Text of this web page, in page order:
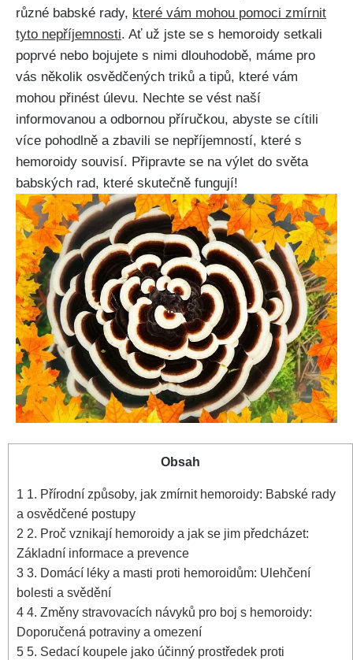
různé babské rady, které ⁢vám mohou pomoci zmírnit
tyto ‍nepříjemnosti. Ať už ⁢jste se s hemoroidy ‌setkali
poprvé nebo bojujete s nimi dlouhodobě, máme pro
vás několik osvědčených triků a tipů, které vám
mohou ⁤přinést úlevu. Nechte se vést‍ naší
informovanou⁣ a odbornou příručkou, abyste⁤ se cítili​
více pohodlně a⁣ zbavili se ​nepříjemností, které s
hemoroidy souvisí. Připravte se na výlet do světa
babských ‍rad, které ​skutečně fungují!
Obsah
1 1. ‌Přírodní ⁤způsoby,‍ jak⁢ zmírnit hemoroidy: Babské rady
a osvědčené postupy
2 2. Proč vznikají ‌hemoroidy a jak se jim předcházet:
Základní informace a prevence
3 3.​ Domácí léky a⁤ masti ‍proti⁤ hemoroidům: Ulehčení
bolesti a svědění
4 4. Změny stravovacích návyků⁤ pro boj s hemoroidy: ​
Doporučená potraviny a omezení
5 5. Sedací⁢ koupele jako⁤ účinný⁤ prostředek proti